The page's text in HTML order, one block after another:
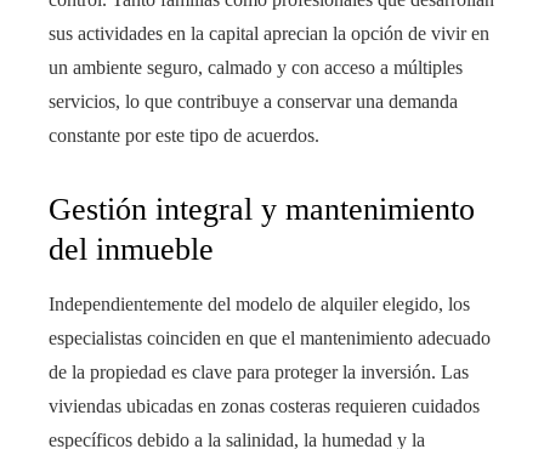
sus actividades en la capital aprecian la opción de vivir en
un ambiente seguro, calmado y con acceso a múltiples
servicios, lo que contribuye a conservar una demanda
constante por este tipo de acuerdos.
Gestión integral y mantenimiento
del inmueble
Independientemente del modelo de alquiler elegido, los
especialistas coinciden en que el mantenimiento adecuado
de la propiedad es clave para proteger la inversión. Las
viviendas ubicadas en zonas costeras requieren cuidados
específicos debido a la salinidad, la humedad y la